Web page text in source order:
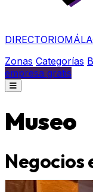
DIRECTORIO
Zonas Categorías
empresa gratis
Museo
Negocios